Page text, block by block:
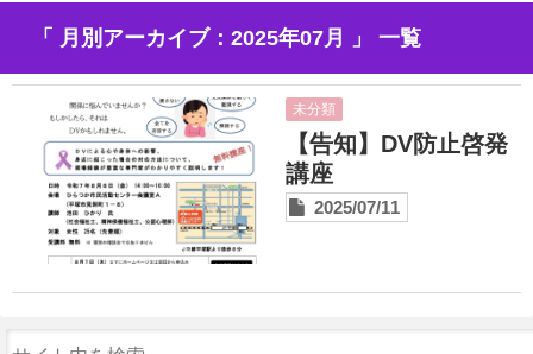
安心できる居場所
カウンセリングとトラウマ回復プログラム
ソーシャルワーク研究会
週末緊急シェルター
「 月別アーカイブ：2025年07月 」 一覧
未分類
【告知】DV防止啓発
講座
2025/07/11